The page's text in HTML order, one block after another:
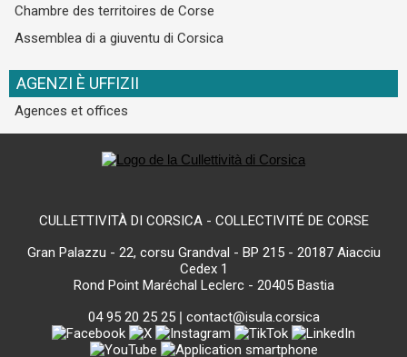
Chambre des territoires de Corse
Assemblea di a giuventu di Corsica
AGENZI È UFFIZII
Agences et offices
CULLETTIVITÀ DI CORSICA - COLLECTIVITÉ DE CORSE
Gran Palazzu - 22, corsu Grandval - BP 215 - 20187 Aiacciu
Cedex 1
Rond Point Maréchal Leclerc - 20405 Bastia
04 95 20 25 25| contact@isula.corsica